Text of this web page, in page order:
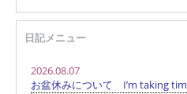
日記メニュー